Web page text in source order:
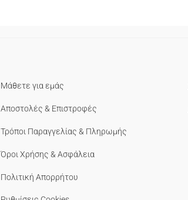
Μάθετε για εμάς
Αποστολές & Επιστροφές
Τρόποι Παραγγελίας & Πληρωμής
Όροι Χρήσης & Ασφάλεια
Πολιτική Απορρήτου